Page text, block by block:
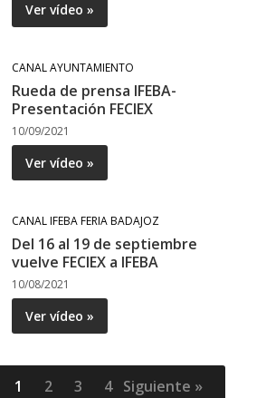
Ver vídeo »
CANAL AYUNTAMIENTO
Rueda de prensa IFEBA-
Presentación FECIEX
10/09/2021
Ver vídeo »
CANAL IFEBA FERIA BADAJOZ
Del 16 al 19 de septiembre
vuelve FECIEX a IFEBA
10/08/2021
Ver vídeo »
1 2 3 4 Siguiente »